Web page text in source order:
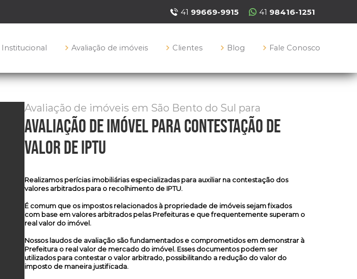
41 99669-9915 41 98416-1251
Institucional Avaliação de imóveis Clientes Blog Fale Conosco
Avaliação de imóveis em São Bento do Sul para
avaliação de imóvel para contestação de
valor de iptu
Realizamos perícias imobiliárias especializadas para auxiliar na contestação dos
valores arbitrados para o recolhimento de IPTU.
É comum que os impostos relacionados à propriedade de imóveis sejam fixados
com base em valores arbitrados pelas Prefeituras e que frequentemente superam o
real valor do imóvel.
Nossos laudos de avaliação são fundamentados e comprometidos em demonstrar à
Prefeitura o real valor de mercado do imóvel. Esses documentos podem ser
utilizados para contestar o valor arbitrado, possibilitando a redução do valor do
imposto de maneira justificada.